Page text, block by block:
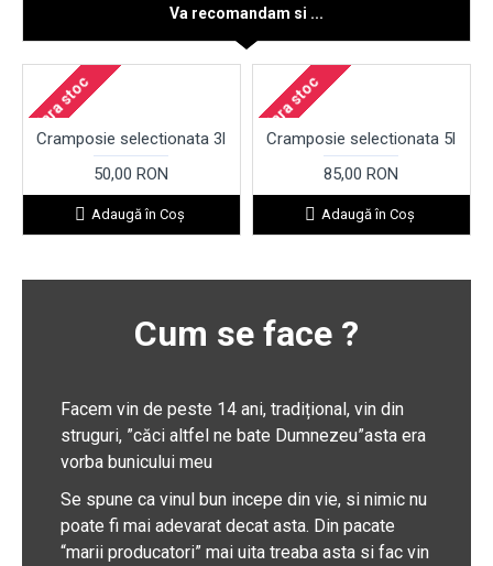
Va recomandam si ...
Fara stoc
Cramposie selectionata 3l
50,00 RON
Adaugă în Coş
Fara stoc
Cramposie selectionata 5l
85,00 RON
Adaugă în Coş
Cum se face ?
Facem vin de peste 14 ani, tradițional, vin din
struguri, ”căci altfel ne bate Dumnezeu”asta era
vorba bunicului meu
Se spune ca vinul bun incepe din vie, si nimic nu
poate fi mai adevarat decat asta. Din pacate
“marii producatori” mai uita treaba asta si fac vin